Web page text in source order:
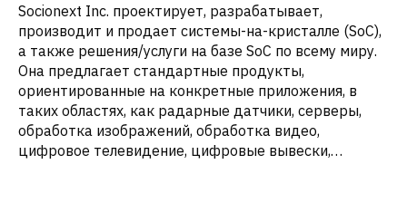
Socionext Inc. проектирует, разрабатывает,
производит и продает системы-на-кристалле (SoC),
а также решения/услуги на базе SoC по всему миру.
Она предлагает стандартные продукты,
ориентированные на конкретные приложения, в
таких областях, как радарные датчики, серверы,
обработка изображений, обработка видео,
цифровое телевидение, цифровые вывески,